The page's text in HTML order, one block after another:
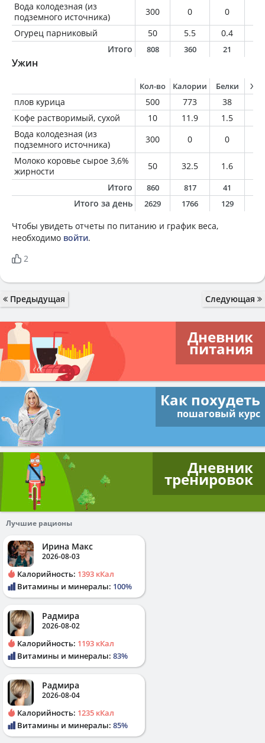
Вода колодезная (из
подземного источника)
300 0 0
Огурец парниковый
50 5.5 0.4
Итого
808 360 21
Ужин
Кол-во Калории Белки
плов курица 500 773 38
Кофе растворимый, сухой
10 11.9 1.5
Вода колодезная (из
подземного источника)
300 0 0
Молоко коровье сырое 3,6%
жирности
50 32.5 1.6
Итого
860 817 41
Итого за день 2629 1766 129
Чтобы увидеть отчеты по питанию и график веса,
необходимо войти.
2
Предыдущая Следующая
Дневник
питания
Как похудеть
пошаговый курс
Дневник
тренировок
Лучшие рационы
Ирина Макс
2026-08-03
Калорийность: 1393 кКал
Витамины и минералы: 100%
Радмира
2026-08-02
Калорийность: 1193 кКал
Витамины и минералы: 83%
Радмира
2026-08-04
Калорийность: 1235 кКал
Витамины и минералы: 85%